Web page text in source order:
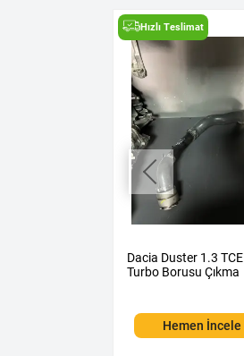
Hızlı Teslimat
Dacia Duster 1.3 TCE
Turbo Borusu Çıkma
Hemen İncele